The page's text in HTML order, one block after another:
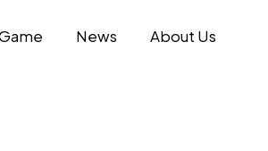
News About Us